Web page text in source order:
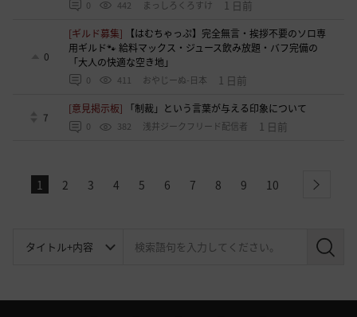
0 442 まっしろくろすけ 1 日前
0
[ギルド募集]
【はむちゃっぷ】完全無言・挨拶不要のソロ専
用ギルド🐾 給料マックス・ジュース飲み放題・バフ完備の
「大人の快適な空き地」
0 411 おやじーぬ-日本 1 日前
7
[意見掲示板] 「制裁」という言葉が与える印象について
0 382 浅井ジークフリード配信者 1 日前
1 2 3 4 5 6 7 8 9 10 next
検